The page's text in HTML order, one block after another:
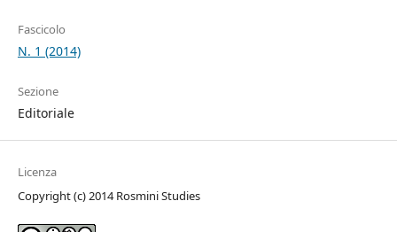
Fascicolo
N. 1 (2014)
Sezione
Editoriale
Licenza
Copyright (c) 2014 Rosmini Studies